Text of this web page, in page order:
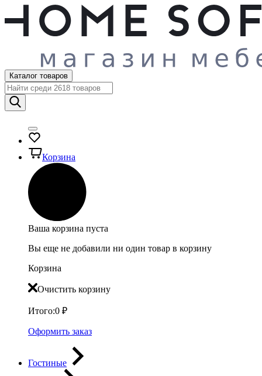
Каталог товаров
Корзина
Ваша корзина пуста
Вы еще не добавили ни один товар в корзину
Корзина
Очистить корзину
Итого:0 ₽
Оформить заказ
Гостиные